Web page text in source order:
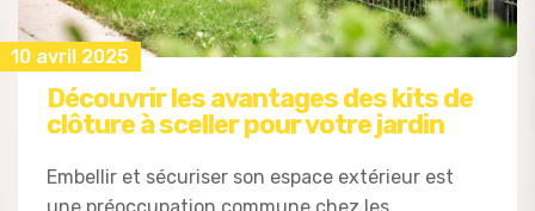
10 avril 2025
Découvrir les avantages des kits de
clôture à sceller pour votre jardin
Embellir et sécuriser son espace extérieur est